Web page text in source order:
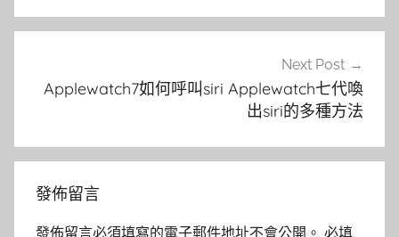
覽
Next Post
Applewatch7如何呼叫siri Applewatch七代喚
出siri的多種方法
發佈留言
發佈留言必須填寫的電子郵件地址不會公開。 必填